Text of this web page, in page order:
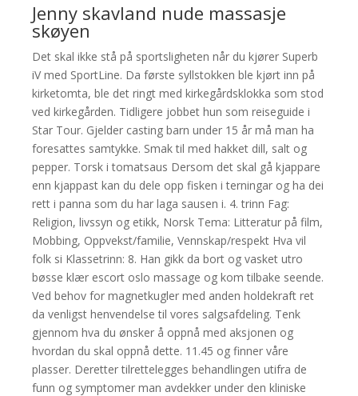
Jenny skavland nude massasje
skøyen
Det skal ikke stå på sportsligheten når du kjører Superb
iV med SportLine. Da første syllstokken ble kjørt inn på
kirketomta, ble det ringt med kirkegårdsklokka som stod
ved kirkegården. Tidligere jobbet hun som reiseguide i
Star Tour. Gjelder casting barn under 15 år må man ha
foresattes samtykke. Smak til med hakket dill, salt og
pepper. Torsk i tomatsaus Dersom det skal gå kjappare
enn kjappast kan du dele opp fisken i terningar og ha dei
rett i panna som du har laga sausen i. 4. trinn Fag:
Religion, livssyn og etikk, Norsk Tema: Litteratur på film,
Mobbing, Oppvekst/familie, Vennskap/respekt Hva vil
folk si Klassetrinn: 8. Han gikk da bort og vasket utro
bøsse klær escort oslo massage og kom tilbake seende.
Ved behov for magnetkugler med anden holdekraft ret
da venligst henvendelse til vores salgsafdeling. Tenk
gjennom hva du ønsker å oppnå med aksjonen og
hvordan du skal oppnå dette. 11.45 og finner våre
plasser. Deretter tilrettelegges behandlingen utifra de
funn og symptomer man avdekker under den kliniske